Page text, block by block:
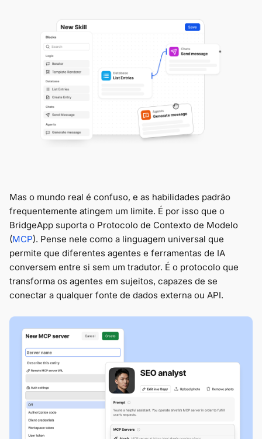
Mas o mundo real é confuso, e as habilidades padrão
frequentemente atingem um limite. É por isso que o
BridgeApp suporta o Protocolo de Contexto de Modelo
(MCP). Pense nele como a linguagem universal que
permite que diferentes agentes e ferramentas de IA
conversem entre si sem um tradutor. É o protocolo que
transforma os agentes em sujeitos, capazes de se
conectar a qualquer fonte de dados externa ou API.